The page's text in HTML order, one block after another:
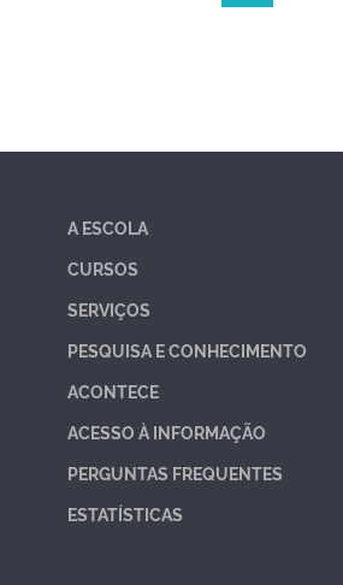
A ESCOLA
CURSOS
SERVIÇOS
PESQUISA E CONHECIMENTO
ACONTECE
ACESSO À INFORMAÇÃO
PERGUNTAS FREQUENTES
ESTATÍSTICAS